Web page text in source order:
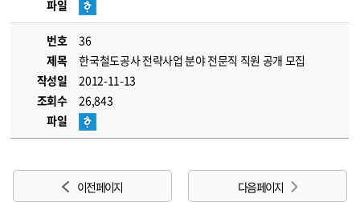
파일
번호
36
제목
한국철도공사 전략사업 분야 전문직 직원 공개 모집
작성일
2012-11-13
조회수
26,843
파일
이전 페이지 다음 페이지